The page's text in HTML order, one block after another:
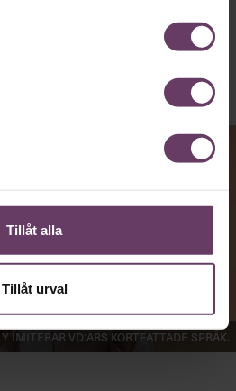
Tillåt alla
Tillåt urval
imiterar vd:ars kortfattade språk.